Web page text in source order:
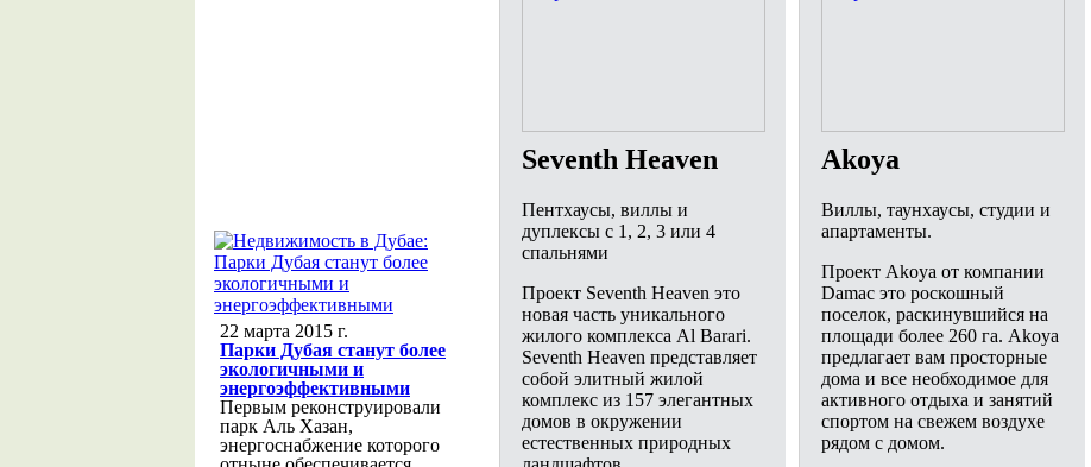
Seventh Heaven
Пентхаусы, виллы и
дуплексы с 1, 2, 3 или 4
спальнями
Проект Seventh Heaven это
новая часть уникального
жилого комплекса Al Barari.
Seventh Heaven представляет
собой элитный жилой
комплекс из 157 элегантных
домов в окружении
естественных природных
Akoya
Виллы, таунхаусы, студии и
апартаменты.
Проект Akoya от компании
Damac это роскошный
поселок, раскинувшийся на
площади более 260 га. Akoya
предлагает вам просторные
дома и все необходимое для
активного отдыха и занятий
спортом на свежем воздухе
рядом с домом.
22 марта 2015 г.
Парки Дубая станут более
экологичными и
энергоэффективными
Первым реконструировали
парк Аль Хазан,
энергоснабжение которого